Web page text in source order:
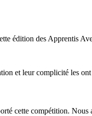
édition des Apprentis
et leur complicité les
cette compétition.